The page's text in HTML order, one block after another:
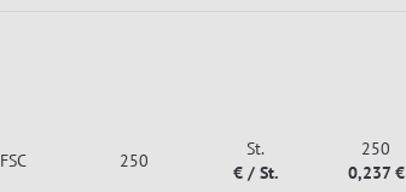
FSC 250
St.
€ / St.
250
0,237 €